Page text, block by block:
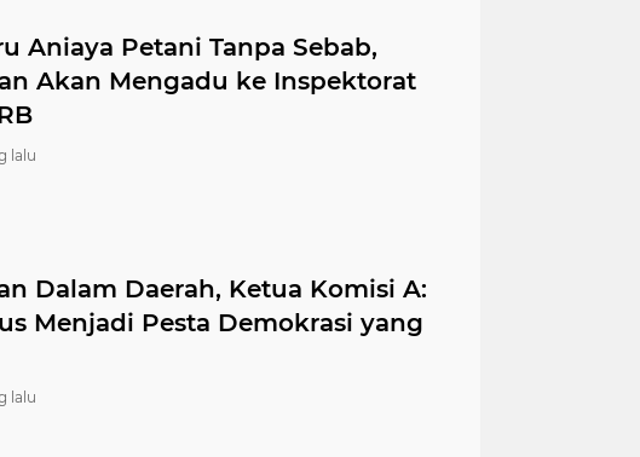
Aniaya Petani Tanpa Sebab,
Akan Mengadu ke Inspektorat
lalu
Dalam Daerah, Ketua Komisi A:
Menjadi Pesta Demokrasi yang
lalu